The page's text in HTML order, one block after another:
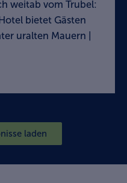
weitab vom Trubel:
bietet Gästen
uralten Mauern |
laden